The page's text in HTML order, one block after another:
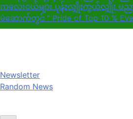
ကလေးငယ်များ ပုန်းလျှိုးကွယ်လျှိုး ပည
မဲဆောက်တွင် “ Pride of Top 10 %
Newsletter
Random News